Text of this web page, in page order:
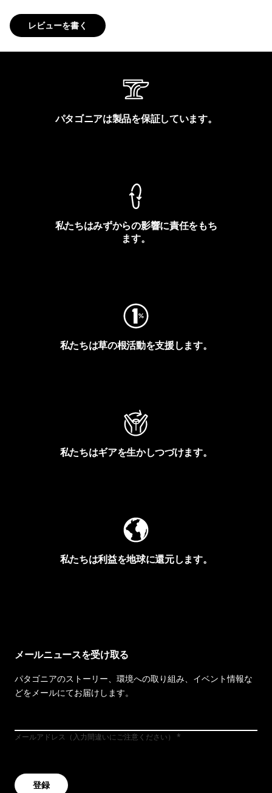
レビューを書く
パタゴニアは製品を保証しています。
私たちはみずからの影響に責任をもち
ます。
私たちは草の根活動を支援します。
私たちはギアを生かしつづけます。
私たちは利益を地球に還元します。
メールニュースを受け取る
パタゴニアのストーリー、環境への取り組み、イベント情報な
どをメールにてお届けします。
メールアドレス（入力間違いにご注意ください）
登録